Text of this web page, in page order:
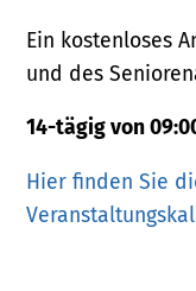
Ein kostenloses
und des
14-tägig von
Hier finden Sie